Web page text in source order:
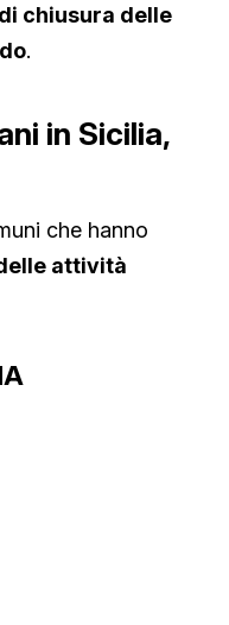
chiusura delle
.
in Sicilia,
che hanno
attività